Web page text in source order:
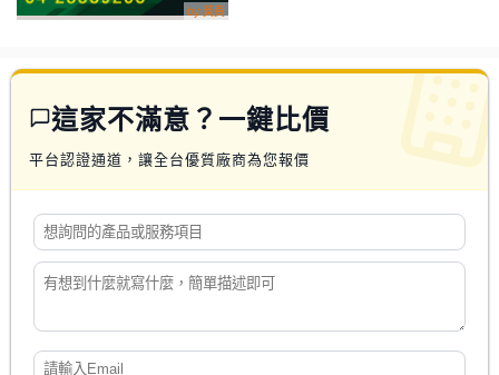
這家不滿意？一鍵比價
平台認證通道，讓全台優質廠商為您報價